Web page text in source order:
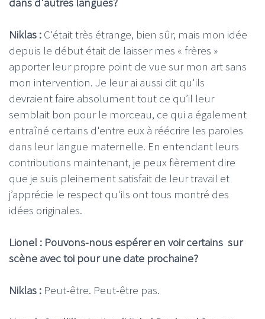
Niklas : C'était très étrange, bien sûr, mais mon idée
depuis le début était de laisser mes « frères »
apporter leur propre point de vue sur mon art sans
mon intervention. Je leur ai aussi dit qu'ils
devraient faire absolument tout ce qu’il leur
semblait bon pour le morceau, ce qui a également
entraîné certains d'entre eux à réécrire les paroles
dans leur langue maternelle. En entendant leurs
contributions maintenant, je peux fièrement dire
que je suis pleinement satisfait de leur travail et
j’apprécie le respect qu'ils ont tous montré des
idées originales.
Lionel : Pouvons-nous espérer en voir certains sur
scène avec toi pour une date prochaine?
Niklas : Peut-être. Peut-être pas.